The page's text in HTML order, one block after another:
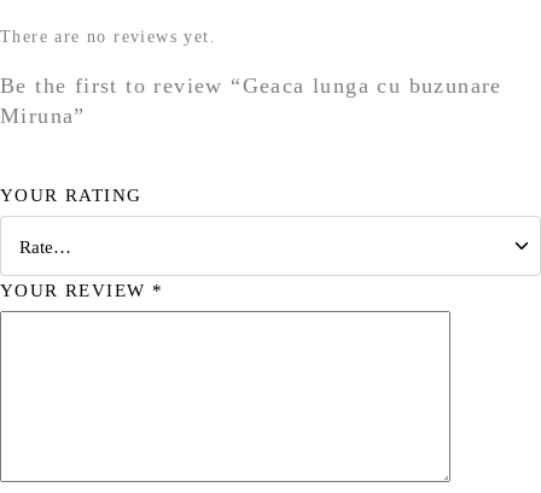
There are no reviews yet.
Be the first to review “Geaca lunga cu buzunare
Miruna”
YOUR RATING
YOUR REVIEW *